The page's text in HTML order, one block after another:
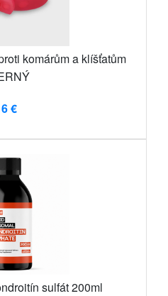
komárům a klíšťatům
6 €
sulfát 200ml